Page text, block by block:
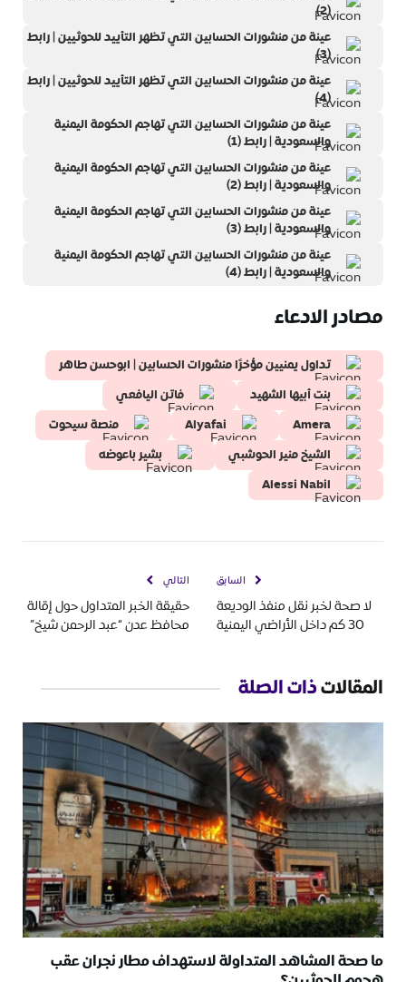
(2)
عينة من منشورات الحسابين التي تظهر التأييد للحوثيين | رابط
(3)
عينة من منشورات الحسابين التي تظهر التأييد للحوثيين | رابط
(4)
عينة من منشورات الحسابين التي تهاجم الحكومة اليمنية
والسعودية | رابط (1)
عينة من منشورات الحسابين التي تهاجم الحكومة اليمنية
والسعودية | رابط (2)
عينة من منشورات الحسابين التي تهاجم الحكومة اليمنية
والسعودية | رابط (3)
عينة من منشورات الحسابين التي تهاجم الحكومة اليمنية
والسعودية | رابط (4)
مصادر الادعاء
تداول يمنيين مؤخرًا منشورات الحسابين | ابوحسن طاهر
بنت أبيها الشهيد
فاتن اليافعي
Amera
Alyafai
منصة سيحوت
الشيخ منير الحوشبي
بشير باعوضه
Alessi Nabil
السابق
لا صحة لخبر نقل منفذ الوديعة
30 كم داخل الأراضي اليمنية
التالي
حقيقة الخبر المتداول حول إقالة
محافظ عدن “عبد الرحمن شيخ”
المقالاتذات الصلة
ما صحة المشاهد المتداولة لاستهداف مطار نجران عقب